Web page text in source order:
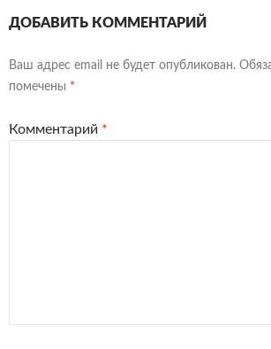
ДОБАВИТЬ КОММЕНТАРИЙ
Ваш адрес email не будет опубликован.
помечены *
Комментарий *